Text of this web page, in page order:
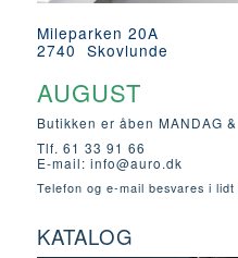
Mileparken 20A
2740 Skovlunde
AUGUST
Butikken er åben MANDAG
Tlf. 61 33 91 66
E-mail: info@auro.dk
Telefon og e-mail besvares i
KATALOG